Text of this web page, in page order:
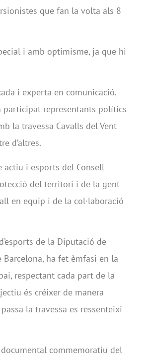
que fan la volta als 8
i amb optimisme, ja que hi
i experta en comunicació,
participat representants polítics
la travessa Cavalls del Vent
d’altres.
actiu i esports del Consell
del territori i de la gent
en equip i de la col·laboració
de la Diputació de
Barcelona, ha fet èmfasi en la
respectant cada part de la
és créixer de manera
la travessa es ressenteixi
commemoratiu del